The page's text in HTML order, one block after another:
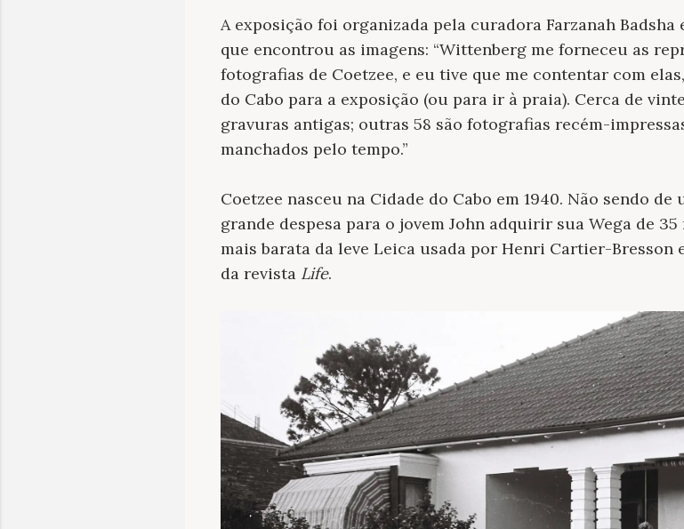
A exposição foi organizada pela curadora Farzanah
que encontrou as imagens: “Wittenberg me forneceu as
fotografias de Coetzee, e eu tive que me contentar com
do Cabo para a exposição (ou para ir à praia). Cerca de
gravuras antigas; outras 58 são fotografias recém-
manchados pelo tempo.”
Coetzee nasceu na Cidade do Cabo em 1940. Não sendo
grande despesa para o jovem John adquirir sua Wega de
mais barata da leve Leica usada por Henri Cartier-
da revista Life.